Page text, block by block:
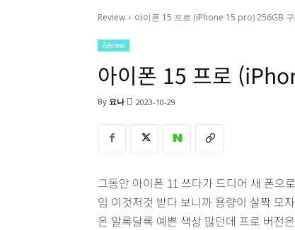
Review 아이폰 15 프로 (iPhone 15 pro) 256GB
Review
아이폰 15 프로
By 요나 2023-10-29
그동안 아이폰 11 쓰다가 드디어 새 폰으
임 이것저것 받다 보니까 용량이 살짝 모
은 알록달록 예쁜 색상 많던데 프로 버전